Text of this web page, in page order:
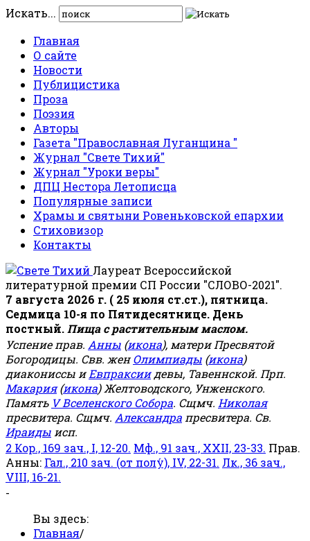
Искать...
Главная
О сайте
Новости
Публицистика
Проза
Поэзия
Авторы
Газета "Православная Луганщина "
Журнал "Свете Тихий"
Журнал "Уроки веры"
ДПЦ Нестора Летописца
Популярные записи
Храмы и святыни Ровеньковской епархии
Стиховизор
Контакты
Лауреат Всероссийской
литературной премии СП России "СЛОВО-2021".
7 августа 2026 г. ( 25 июля ст.ст.), пятница.
Седмица 10-я по Пятидесятнице. День
постный. Пища с растительным маслом.
Успение прав. Анны (икона), матери Пресвятой
Богородицы. Свв. женОлимпиады (икона)
диакониссы иЕвпраксиидевы, Тавеннской. Прп.
Макария(икона) Желтоводского, Унженского.
Память V Вселенского Собора. Сщмч. Николая
пресвитера. Сщмч. Александра пресвитера. Св.
Ираиды исп.
2 Кор., 169 зач., I, 12-20. Мф., 91 зач., XXII, 23-33. Прав.
Анны: Гал., 210 зач. (от полу́), IV, 22-31. Лк., 36 зач.,
VIII, 16-21.
-
Вы здесь:
Главная/